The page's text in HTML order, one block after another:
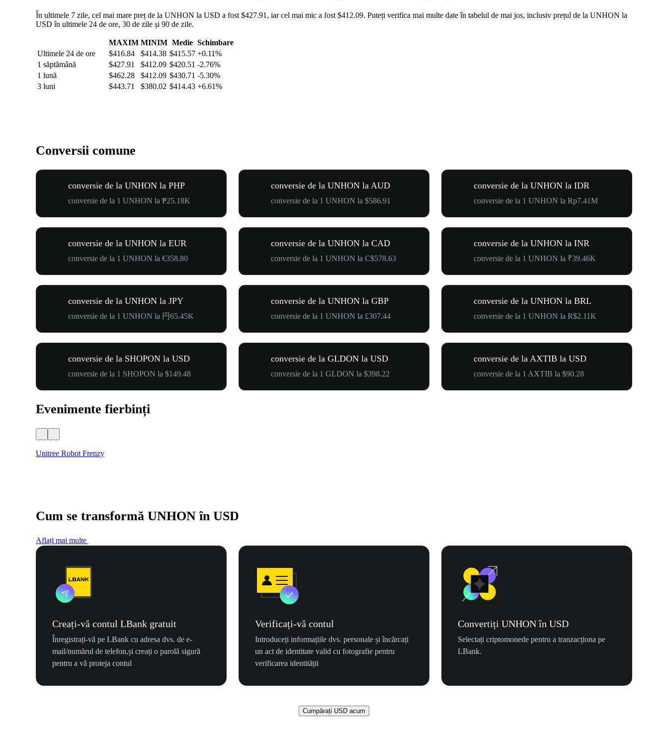
În ultimele 7 zile, cel mai mare preț de la UNHON la USD a fost $427.91, iar cel mai mic a fost $412.09. Puteți verifica mai multe date în tabelul de mai jos, inclusiv prețul de la UNHON la
USD în ultimele 24 de ore, 30 de zile și 90 de zile.
MAXIM MINIM Medie Schimbare
Ultimele 24 de ore
$416.84 $414.38 $415.57 +0.11%
1 săptămână
$427.91 $412.09 $420.51 -2.76%
1 lună
$462.28 $412.09 $430.71 -5.30%
3 luni
$443.71 $380.02 $414.43 +6.61%
Conversii comune
conversie de la UNHON la PHP
conversie de la 1 UNHON la ₱25.18K
conversie de la UNHON la AUD
conversie de la 1 UNHON la $586.91
conversie de la UNHON la IDR
conversie de la 1 UNHON la Rp7.41M
conversie de la UNHON la EUR
conversie de la 1 UNHON la €358.80
conversie de la UNHON la CAD
conversie de la 1 UNHON la C$578.63
conversie de la UNHON la INR
conversie de la 1 UNHON la ₹39.46K
conversie de la UNHON la JPY
conversie de la 1 UNHON la 円65.45K
conversie de la UNHON la GBP
conversie de la 1 UNHON la £307.44
conversie de la UNHON la BRL
conversie de la 1 UNHON la R$2.11K
conversie de la SHOPON la USD
conversie de la 1 SHOPON la $149.48
conversie de la GLDON la USD
conversie de la 1 GLDON la $398.22
conversie de la AXTIB la USD
conversie de la 1 AXTIB la $90.28
Evenimente fierbinți
Unitree Robot Frenzy
Cum se transformă UNHON în USD
Aflați mai multe
Creați-vă contul LBank gratuit
Înregistrați-vă pe LBank cu adresa dvs. de e-
mail/numărul de telefon,și creați o parolă sigură
pentru a vă proteja contul
Verificați-vă contul
Introduceți informațiile dvs. personale și încărcați
un act de identitate valid cu fotografie pentru
verificarea identității
Convertiți UNHON în USD
Selectați criptomonede pentru a tranzacționa pe
LBank.
Cumpărați USD acum